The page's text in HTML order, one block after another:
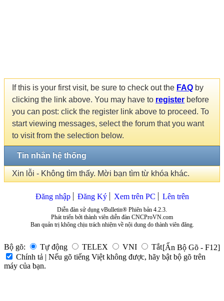
If this is your first visit, be sure to check out the FAQ by
clicking the link above. You may have to register before
you can post: click the register link above to proceed. To
start viewing messages, select the forum that you want
to visit from the selection below.
Tin nhắn hệ thống
Xin lỗi - Không tìm thấy. Mời bạn tìm từ khóa khác.
Đăng nhập Đăng Ký Xem trên PC Lên trên
Diễn đàn sử dụng vBulletin® Phiên bản 4.2.3.
Phát triển bởi thành viên diễn đàn CNCProVN.com
Ban quản trị không chịu trách nhiệm về nội dung do thành viên đăng.
Bộ gõ: Tự động TELEX VNI Tắt[Ẩn Bộ Gõ - F12]
Chính tả | Nếu gõ tiếng Việt không được, hãy bật bộ gõ trên
máy của bạn.